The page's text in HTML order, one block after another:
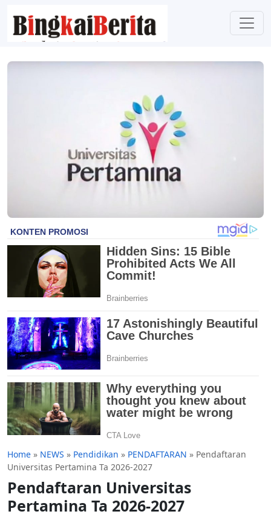
Home » NEWS » Pendidikan » PENDAFTARAN » Pendaftaran
Universitas Pertamina Ta 2026-2027
Pendaftaran Universitas
Pertamina Ta 2026-2027